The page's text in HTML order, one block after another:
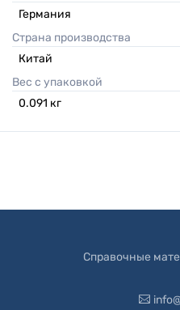
Германия
Страна производства
Китай
Вес с упаковкой
0.091 кг
Справочные